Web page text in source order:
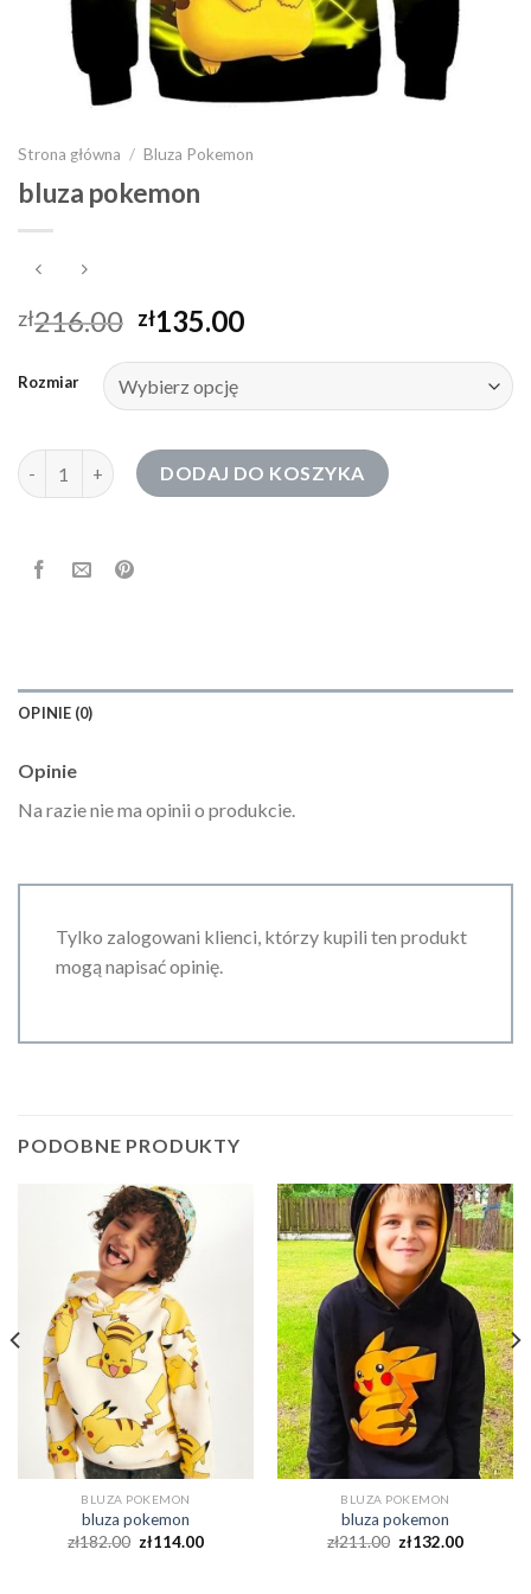
Strona główna / Bluza Pokemon
bluza pokemon
zł216.00 zł135.00
Rozmiar
ilość bluza pokemonDODAJ DO KOSZYKA
OPINIE (0)
Opinie
Na razie nie ma opinii o produkcie.
Tylko zalogowani klienci, którzy kupili ten produkt
mogą napisać opinię.
PODOBNE PRODUKTY
BLUZA POKEMON
bluza pokemon
zł182.00 zł114.00
BLUZA POKEMON
bluza pokemon
zł211.00 zł132.00